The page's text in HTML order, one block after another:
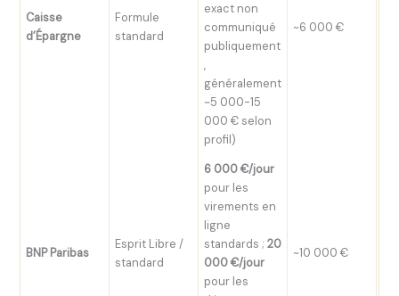
Caisse
d’Épargne
Formule
standard
exact non
communiqué
publiquement
,
généralement
~5 000-15
000 € selon
profil)
~6 000 €
BNP Paribas
Esprit Libre /
standard
6 000 €/jour
pour les
virements en
ligne
standards ;20
000 €/jour
pour les
~10 000 €